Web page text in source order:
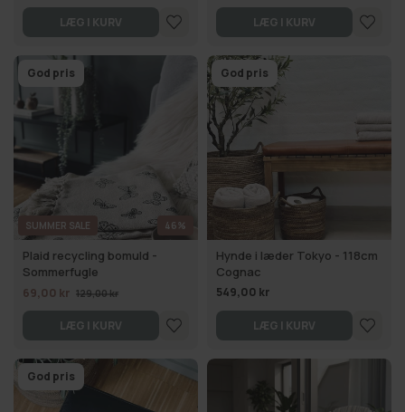
LÆG I KURV LÆG I KURV
God pris
SUMMER SALE 46%
Plaid recycling bomuld -
Sommerfugle
69,00 kr 129,00 kr
LÆG I KURV
God pris
Hynde i læder Tokyo - 118cm
Cognac
549,00 kr
LÆG I KURV
God pris